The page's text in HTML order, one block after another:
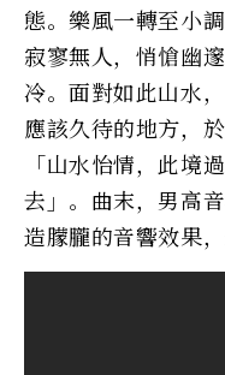
態。樂風一轉至小
寂寥無人，悄愴幽
冷。面對如此山水
應該久待的地方，
「山水怡情，此境
去」。曲末，男高
造朦朧的音響效果